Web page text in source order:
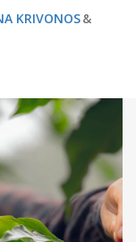
KRIVONOS